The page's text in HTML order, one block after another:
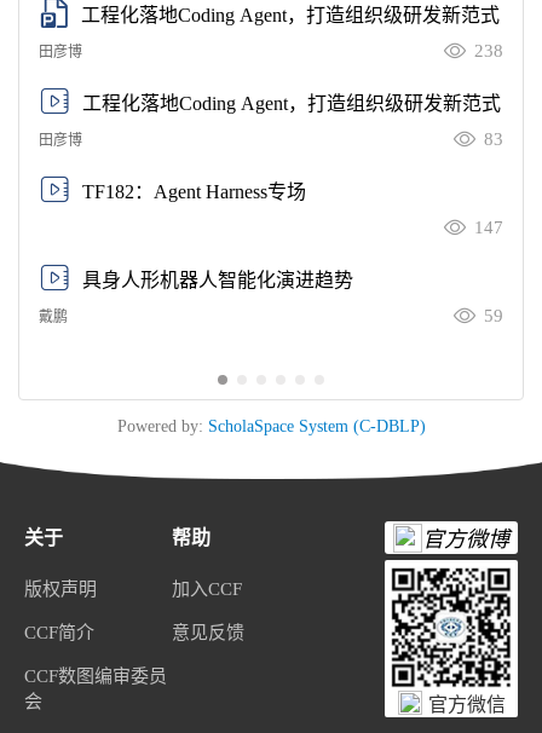
工程化落地Coding Agent，打造组织级研发新范式
田彦博 238
工程化落地Coding Agent，打造组织级研发新范式
田彦博 83
TF182：Agent Harness专场
147
具身人形机器人智能化演进趋势
戴鹏 59
Powered by: ScholaSpace System (C-DBLP)
关于
版权声明
CCF简介
CCF数图编审委员
会
帮助
加入CCF
意见反馈
官方微博
官方微信